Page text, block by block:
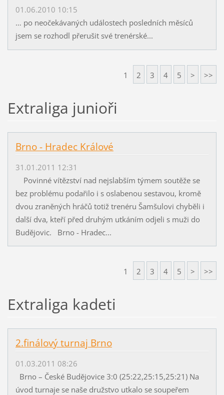
01.06.2010 10:15
… po neočekávaných událostech posledních měsíců
jsem se rozhodl přerušit své trenérské...
1 2 3 4 5 > >>
Extraliga junioři
Brno - Hradec Králové
31.01.2011 12:31
Povinné vítězství nad nejslabším týmem soutěže se
bez problému podařilo i s oslabenou sestavou, kromě
dvou zraněných hráčů totiž trenéru Šamšulovi chyběli i
další dva, kteří před druhým utkáním odjeli s muži do
Budějovic. Brno - Hradec...
1 2 3 4 5 > >>
Extraliga kadeti
2.finálový turnaj Brno
01.03.2011 08:26
Brno – České Budějovice 3:0 (25:22,25:15,25:21) Na
úvod turnaje se naše družstvo utkalo se soupeřem